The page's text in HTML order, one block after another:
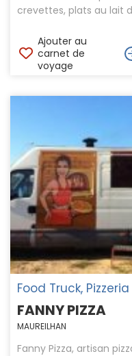
crevettes, plats au lait
Ajouter au
carnet de
voyage
Food Truck, Pizzeria
FANNY PIZZA
MAUREILHAN
Fanny Pizza, artisan